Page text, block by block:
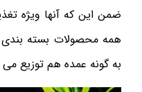
ضمن این که آنها ویژه
همه محصولات بسته
به گونه عمده هم توزیع